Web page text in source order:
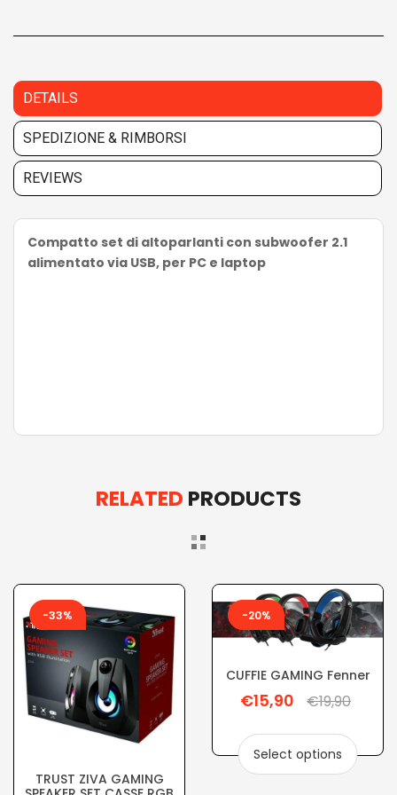
DETAILS
SPEDIZIONE & RIMBORSI
REVIEWS
Compatto set di altoparlanti con subwoofer 2.1
alimentato via USB, per PC e laptop
RELATED PRODUCTS
-33%
TRUST ZIVA GAMING
-20%
CUFFIE GAMING Fenner
Regular
€15,90 €19,90
Select options